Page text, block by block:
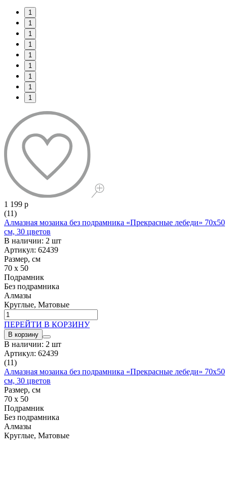
1
1
1
1
1
1
1
1
1
1 199 р
(11)
Алмазная мозаика без подрамника «Прекрасные лебеди» 70x50
см, 30 цветов
В наличии: 2 шт
Артикул: 62439
Размер, см
70 x 50
Подрамник
Без подрамника
Алмазы
Круглые, Матовые
ПЕРЕЙТИ В КОРЗИНУ
В корзину
В наличии: 2 шт
Артикул: 62439
(11)
Алмазная мозаика без подрамника «Прекрасные лебеди» 70x50
см, 30 цветов
Размер, см
70 x 50
Подрамник
Без подрамника
Алмазы
Круглые, Матовые